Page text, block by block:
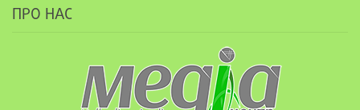
ПРО НАС